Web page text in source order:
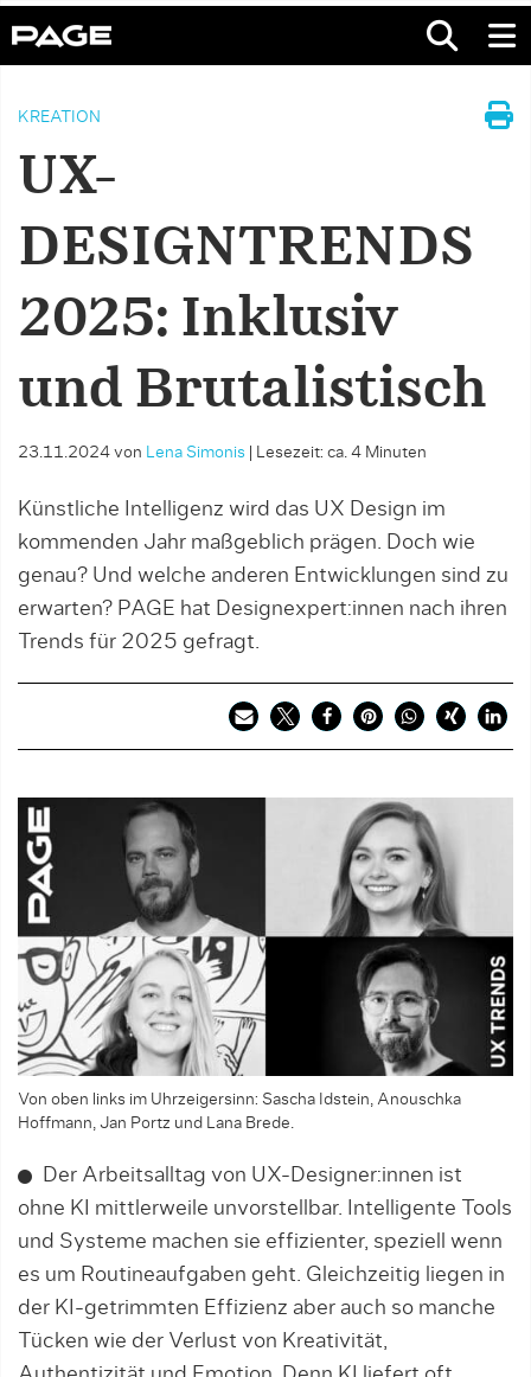
KREATION
UX-
DESIGNTRENDS
2025: Inklusiv
und Brutalistisch
23.11.2024 von Lena Simonis Lesezeit: ca. 4 Minuten
Künstliche Intelligenz wird das UX Design im
kommenden Jahr maßgeblich prägen. Doch wie
genau? Und welche anderen Entwicklungen sind zu
erwarten? PAGE hat Designexpert:innen nach ihren
Trends für 2025 gefragt.
Von oben links im Uhrzeigersinn: Sascha Idstein, Anouschka
Hoffmann, Jan Portz und Lana Brede.
Der Arbeitsalltag von UX-Designer:innen ist
ohne KI mittlerweile unvorstellbar. Intelligente Tools
und Systeme machen sie effizienter, speziell wenn
es um Routineaufgaben geht. Gleichzeitig liegen in
der KI-getrimmten Effizienz aber auch so manche
Tücken wie der Verlust von Kreativität,